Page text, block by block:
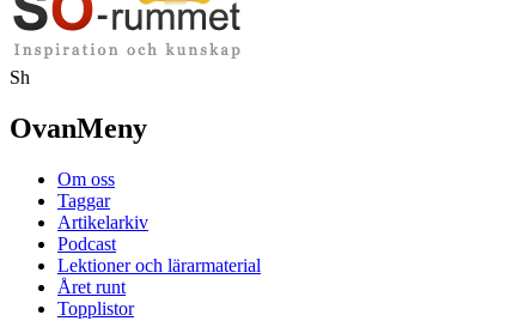
Sh
OvanMeny
Om oss
Taggar
Artikelarkiv
Podcast
Lektioner och lärarmaterial
Året runt
Topplistor